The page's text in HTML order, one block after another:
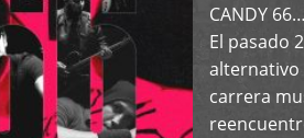
CANDY
El pasado
alternativo
carrera